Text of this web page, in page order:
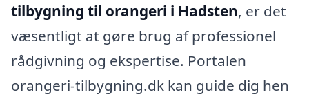
tilbygning til orangeri i Hadsten, er det
væsentligt at gøre brug af professionel
rådgivning og ekspertise. Portalen
orangeri-tilbygning.dk kan guide dig hen